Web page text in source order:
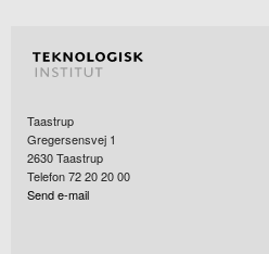
Taastrup
Gregersensvej 1
2630Taastrup
Telefon 72 20 20 00
Send e-mail